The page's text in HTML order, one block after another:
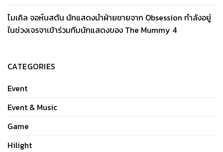
ไมเคิล จอห์นสตัน นักแสดงนำฝ่ายชายจาก Obsession กำลังอยู่
ในช่วงเจรจาเข้าร่วมทีมนักแสดงของ The Mummy 4
CATEGORIES
Event
Event & Music
Game
Hilight